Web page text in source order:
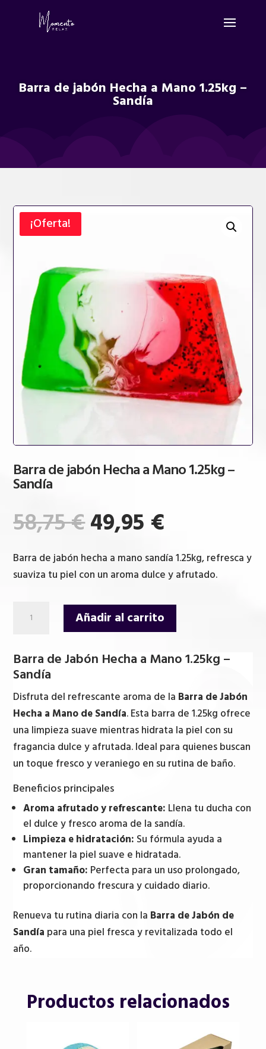
Barra de jabón Hecha a Mano 1.25kg –
Sandía
¡Oferta!
Barra de jabón Hecha a Mano 1.25kg –
Sandía
58,75€El
precio
original
era:
58,75 €.
49,95 €
actual
es:
49,95 €.
Barra de jabón hecha a mano sandía 1.25kg, refresca y
suaviza tu piel con un aroma dulce y afrutado.
Hecha
a
Mano
1.25kg
-
Sandía
cantidad
Añadir al carrito
Barra de Jabón Hecha a Mano 1.25kg –
Sandía
Disfruta del refrescante aroma de la Barra de Jabón
Hecha a Mano de Sandía. Esta barra de 1.25kg ofrece
una limpieza suave mientras hidrata la piel con su
fragancia dulce y afrutada. Ideal para quienes buscan
un toque fresco y veraniego en su rutina de baño.
Beneficios principales
Aroma afrutado y refrescante: Llena tu ducha con
el dulce y fresco aroma de la sandía.
Limpieza e hidratación: Su fórmula ayuda a
mantener la piel suave e hidratada.
Gran tamaño: Perfecta para un uso prolongado,
proporcionando frescura y cuidado diario.
Renueva tu rutina diaria con la Barra de Jabón de
Sandía para una piel fresca y revitalizada todo el
año.
Productos relacionados